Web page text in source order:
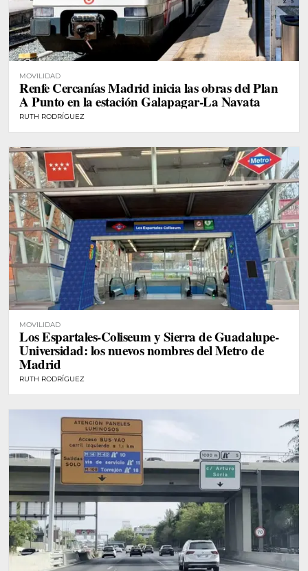
MOVILIDAD
Renfe Cercanías Madrid inicia las obras del Plan
A Punto en la estación Galapagar-La Navata
RUTH RODRÍGUEZ
MOVILIDAD
Los Espartales-Coliseum y Sierra de Guadalupe-
Universidad: los nuevos nombres del Metro de
Madrid
RUTH RODRÍGUEZ